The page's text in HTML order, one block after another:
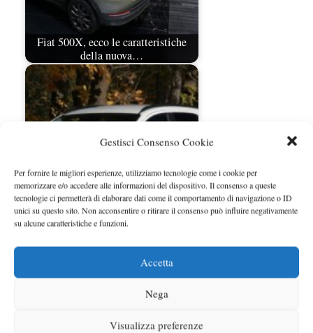
Gestisci Consenso Cookie
Per fornire le migliori esperienze, utilizziamo tecnologie come i cookie per
memorizzare e/o accedere alle informazioni del dispositivo. Il consenso a queste
tecnologie ci permetterà di elaborare dati come il comportamento di navigazione o ID
unici su questo sito. Non acconsentire o ritirare il consenso può influire negativamente
su alcune caratteristiche e funzioni.
Accetta
Nega
Visualizza preferenze
Fiat 500X, ecco le caratteristiche
della nuova…
Fiat Panda Novitec